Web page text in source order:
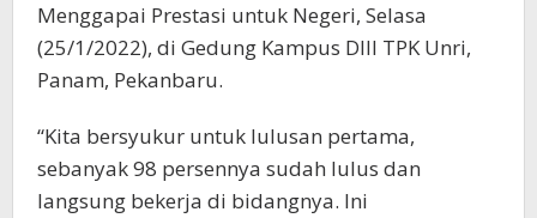
Menggapai Prestasi untuk Negeri, Selasa
(25/1/2022), di Gedung Kampus DIII TPK Unri,
Panam, Pekanbaru.
“Kita bersyukur untuk lulusan pertama,
sebanyak 98 persennya sudah lulus dan
langsung bekerja di bidangnya. Ini